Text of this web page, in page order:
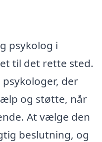
psykolog i
til det rette sted.
der
og støtte, når
At vælge den
beslutning, og